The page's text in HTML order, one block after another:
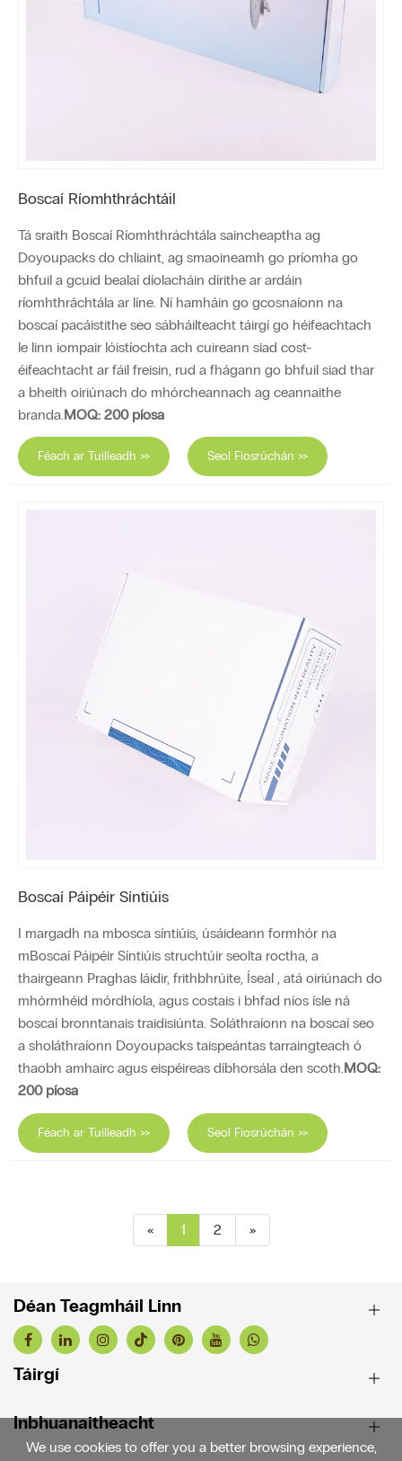
Boscaí Ríomhthráchtáil
Tá sraith Boscaí Ríomhthráchtála saincheaptha ag
Doyoupacks do chliaint, ag smaoineamh go príomha go
bhfuil a gcuid bealaí díolacháin dírithe ar ardáin
ríomhthráchtála ar líne. Ní hamháin go gcosnaíonn na
boscaí pacáistithe seo sábháilteacht táirgí go héifeachtach
le linn iompair lóistíochta ach cuireann siad cost-
éifeachtacht ar fáil freisin, rud a fhágann go bhfuil siad thar
a bheith oiriúnach do mhórcheannach ag ceannaithe
branda. MOQ: 200 píosa
Féach ar Tuilleadh >> Seol Fiosrúchán >>
Boscaí Páipéir Síntiúis
I margadh na mbosca síntiúis, úsáideann formhór na
mBoscaí Páipéir Síntiúis struchtúir seolta roctha, a
thairgeann Praghas láidir, frithbhrúite, Íseal , atá oiriúnach do
mhórmhéid mórdhíola, agus costais i bhfad níos ísle ná
boscaí bronntanais traidisiúnta. Soláthraíonn na boscaí seo
a sholáthraíonn Doyoupacks taispeántas tarraingteach ó
thaobh amhairc agus eispéireas díbhorsála den scoth.MOQ:
200 píosa
Féach ar Tuilleadh >> Seol Fiosrúchán >>
« 1 2 »
Déan Teagmháil Linn
Táirgí
Inbhuanaitheacht
We use cookies to offer you a better browsing experience,